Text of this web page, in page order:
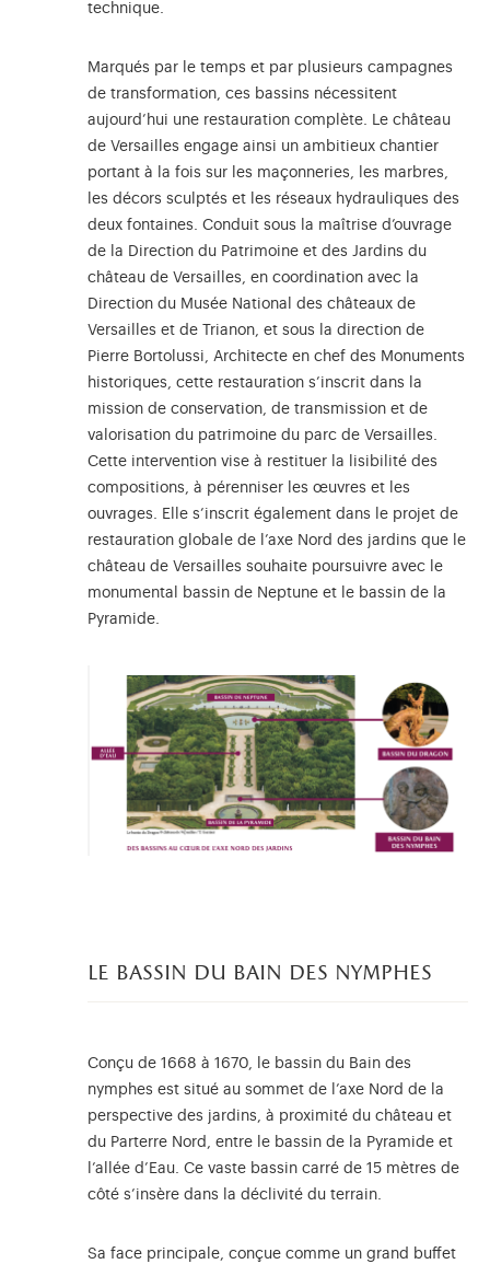
technique.
Marqués par le temps et par plusieurs campagnes
de transformation, ces bassins nécessitent
aujourd’hui une restauration complète. Le château
de Versailles engage ainsi un ambitieux chantier
portant à la fois sur les maçonneries, les marbres,
les décors sculptés et les réseaux hydrauliques des
deux fontaines. Conduit sous la maîtrise d’ouvrage
de la Direction du Patrimoine et des Jardins du
château de Versailles, en coordination avec la
Direction du Musée National des châteaux de
Versailles et de Trianon, et sous la direction de
Pierre Bortolussi, Architecte en chef des Monuments
historiques, cette restauration s’inscrit dans la
mission de conservation, de transmission et de
valorisation du patrimoine du parc de Versailles.
Cette intervention vise à restituer la lisibilité des
compositions, à pérenniser les œuvres et les
ouvrages. Elle s’inscrit également dans le projet de
restauration globale de l’axe Nord des jardins que le
château de Versailles souhaite poursuivre avec le
monumental bassin de Neptune et le bassin de la
Pyramide.
le bassin du bain des nymphes
Conçu de 1668 à 1670, le bassin du Bain des
nymphes est situé au sommet de l’axe Nord de la
perspective des jardins, à proximité du château et
du Parterre Nord, entre le bassin de la Pyramide et
l’allée d’Eau. Ce vaste bassin carré de 15 mètres de
côté s’insère dans la déclivité du terrain.
Sa face principale, conçue comme un grand buffet